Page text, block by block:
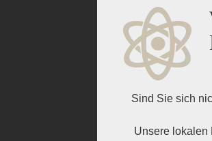
Sind Sie sich
Unsere lokalen